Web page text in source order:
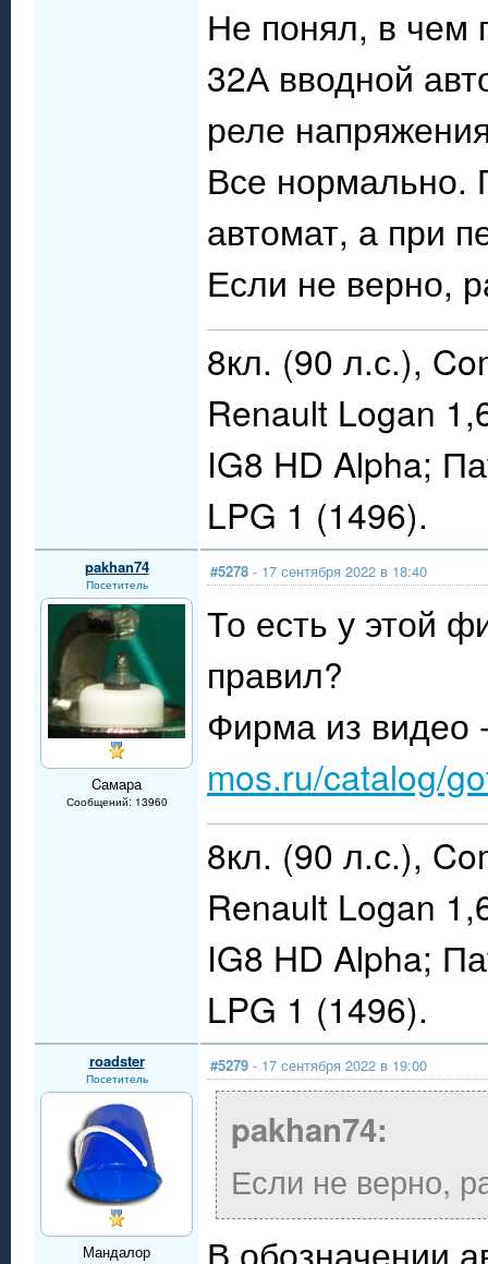
Не понял, в чем
32А вводной
реле
Все нормально.
автомат, а при
Если не верно,
8кл. (90 л.с.),
Renault Logan
IG8 HD Alpha;
LPG 1 (1496).
pakhan74
Посетитель
Cамара
Сообщений: 13960
#5278 - 17 сентября 2022 в 18:40
То есть у этой
правил?
Фирма из видео
mos.ru/catalog/
8кл. (90 л.с.),
Renault Logan
IG8 HD Alpha;
LPG 1 (1496).
roadster
Посетитель
Мандалор
#5279 - 17 сентября 2022 в 19:00
pakhan74:
Если не верно,
В обозначении